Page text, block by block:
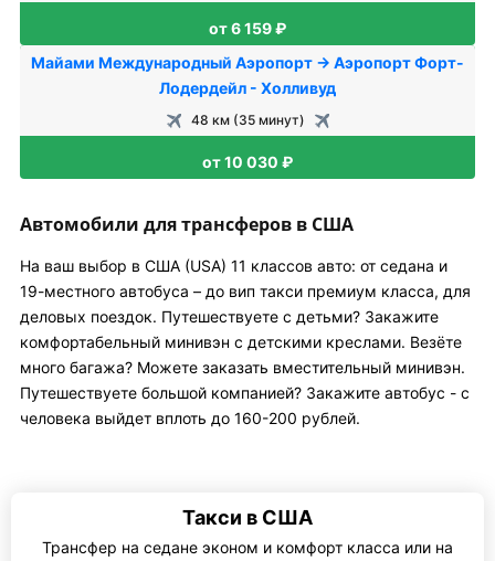
от 6 159 ₽
Майами Международный Аэропорт → Аэропорт Форт-
Лодердейл - Холливуд
48 км (35 минут)
от 10 030 ₽
Автомобили для трансферов в США
На ваш выбор в США (USA) 11 классов авто: от седана и
19-местного автобуса – до вип такси премиум класса, для
деловых поездок. Путешествуете с детьми? Закажите
комфортабельный минивэн с детскими креслами. Везёте
много багажа? Можете заказать вместительный минивэн.
Путешествуете большой компанией? Закажите автобус - с
человека выйдет вплоть до 160-200 рублей.
Такси в США
Трансфер на седане эконом и комфорт класса или на